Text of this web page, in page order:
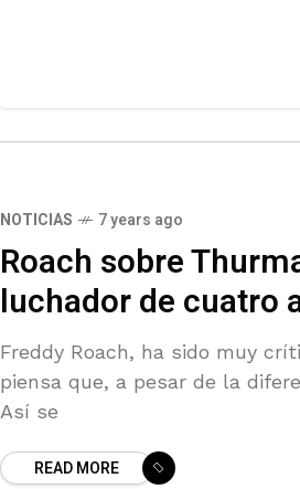
NOTICIAS 7 years ago
Roach sobre
luchador de cuatro
Freddy Roach, ha sido muy
piensa que, a pesar de la
Así se
READ MORE